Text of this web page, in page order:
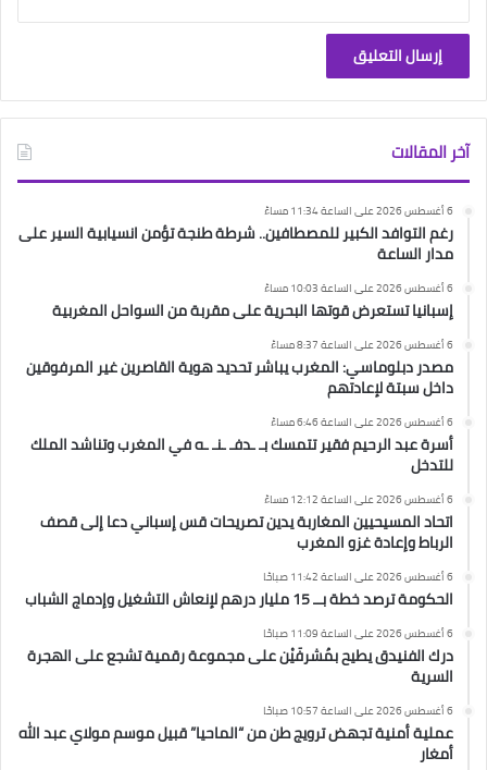
آخر المقالات
6 أغسطس 2026 على الساعة 11:34 مساءً
رغم التوافد الكبير للمصطافين.. شرطة طنجة تؤمن انسيابية السير على
مدار الساعة
6 أغسطس 2026 على الساعة 10:03 مساءً
إسبانيا تستعرض قوتها البحرية على مقربة من السواحل المغربية
6 أغسطس 2026 على الساعة 8:37 مساءً
مصدر دبلوماسي: المغرب يباشر تحديد هوية القاصرين غير المرفوقين
داخل سبتة لإعادتهم
6 أغسطس 2026 على الساعة 6:46 مساءً
أسرة عبد الرحيم فقير تتمسك بـ ـدفـ ـنـ ـه في المغرب وتناشد الملك
للتدخل
6 أغسطس 2026 على الساعة 12:12 مساءً
اتحاد المسيحيين المغاربة يدين تصريحات قس إسباني دعا إلى قصف
الرباط وإعادة غزو المغرب
6 أغسطس 2026 على الساعة 11:42 صباحًا
الحكومة ترصد خطة بــ 15 مليار درهم لإنعاش التشغيل وإدماج الشباب
6 أغسطس 2026 على الساعة 11:09 صباحًا
درك الفنيدق يطيح بمُشرفَيْن على مجموعة رقمية تشجع على الهجرة
السرية
6 أغسطس 2026 على الساعة 10:57 صباحًا
عملية أمنية تجهض ترويج طن من “الماحيا” قبيل موسم مولاي عبد الله
أمغار